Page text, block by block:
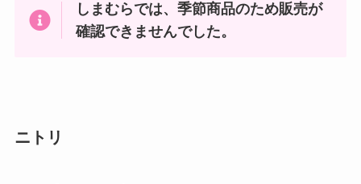
しまむらでは、季節商品のため販売が
確認できませんでした。
ニトリ